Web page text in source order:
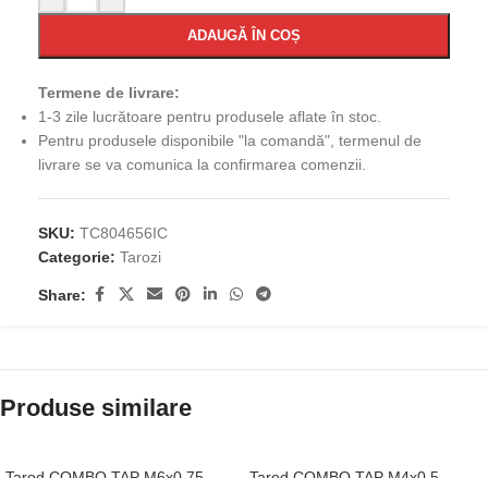
ADAUGĂ ÎN COȘ
Termene de livrare:
1-3 zile lucrătoare pentru produsele aflate în stoc.
Pentru produsele disponibile "la comandă", termenul de
livrare se va comunica la confirmarea comenzii.
SKU: TC804656IC
Categorie: Tarozi
Share:
Produse similare